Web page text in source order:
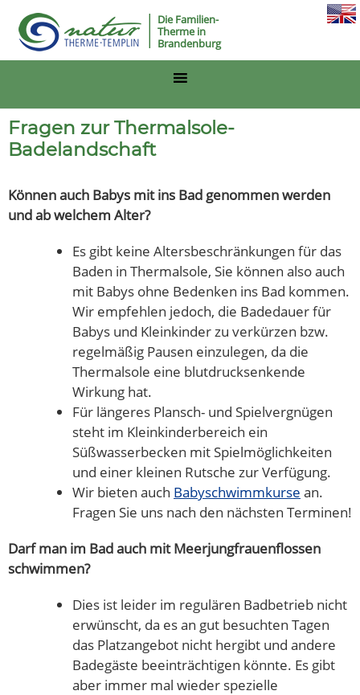
Die Familien-
Therme in
Brandenburg
Fragen zur Thermalsole-
Badelandschaft
Können auch Babys mit ins Bad genommen werden
und ab welchem Alter?
Es gibt keine Altersbeschränkungen für das
Baden in Thermalsole, Sie können also auch
mit Babys ohne Bedenken ins Bad kommen.
Wir empfehlen jedoch, die Badedauer für
Babys und Kleinkinder zu verkürzen bzw.
regelmäßig Pausen einzulegen, da die
Thermalsole eine blutdrucksenkende
Wirkung hat.
Für längeres Plansch- und Spielvergnügen
steht im Kleinkinderbereich ein
Süßwasserbecken mit Spielmöglichkeiten
und einer kleinen Rutsche zur Verfügung.
Wir bieten auch Babyschwimmkurse an.
Fragen Sie uns nach den nächsten Terminen!
Darf man im Bad auch mit Meerjungfrauenflossen
schwimmen?
Dies ist leider im regulären Badbetrieb nicht
erwünscht, da es an gut besuchten Tagen
das Platzangebot nicht hergibt und andere
Badegäste beeinträchtigen könnte. Es gibt
aber immer mal wieder spezielle